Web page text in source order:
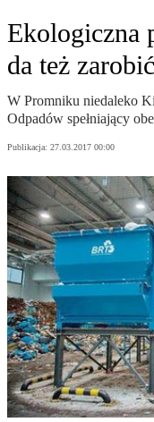
Ekologiczna
da też zarobić
W Promniku niedaleko
Odpadów spełniający
Publikacja: 27.03.2017 00:00